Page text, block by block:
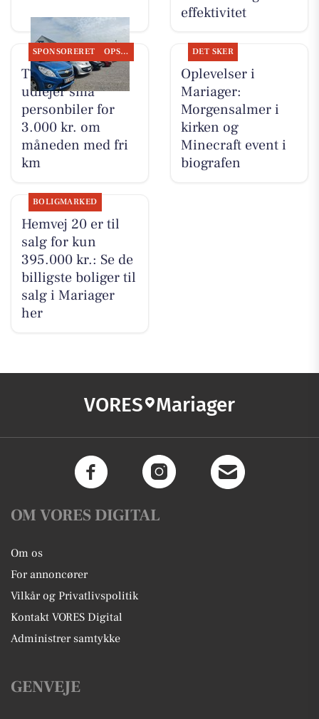
effektivitet
SPONSORERET OPSLAGSTAVLEN
TT CARS ApS
udlejer små
personbiler for
3.000 kr. om
måneden med fri
km
DET SKER
Oplevelser i
Mariager:
Morgensalmer i
kirken og
Minecraft event i
biografen
BOLIGMARKED
Hemvej 20 er til
salg for kun
395.000 kr.: Se de
billigste boliger til
salg i Mariager
her
VORES Mariager
OM VORES DIGITAL
Om os
For annoncører
Vilkår og Privatlivspolitik
Kontakt VORES Digital
Administrer samtykke
GENVEJE